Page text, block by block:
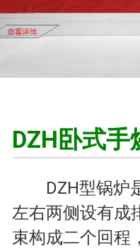
DZH卧式
DZH型锅炉是
左右两侧设有成
束构成二个回程